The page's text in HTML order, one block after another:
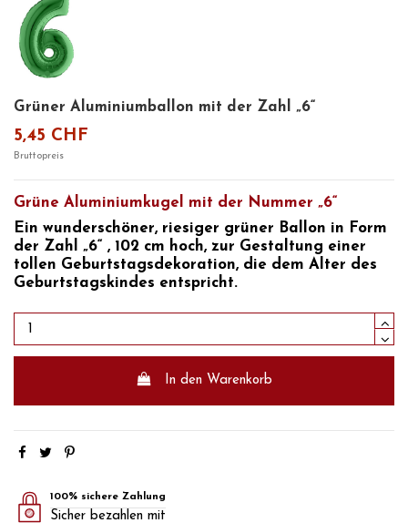
Grüner Aluminiumballon mit der Zahl „6“
5,45 CHF
Bruttopreis
Grüne Aluminiumkugel mit der Nummer „6“
Ein wunderschöner, riesiger grüner Ballon in Form
der Zahl „6“ , 102 cm hoch, zur Gestaltung einer
tollen Geburtstagsdekoration, die dem Alter des
Geburtstagskindes entspricht.
In den Warenkorb
100% sichere Zahlung
Sicher bezahlen mit